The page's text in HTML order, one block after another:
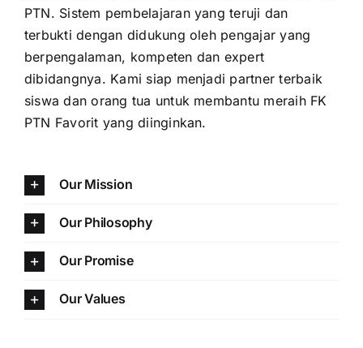
PTN. Sistem pembelajaran yang teruji dan
terbukti dengan didukung oleh pengajar yang
berpengalaman, kompeten dan expert
dibidangnya. Kami siap menjadi partner terbaik
siswa dan orang tua untuk membantu meraih FK
PTN Favorit yang diinginkan.
Our Mission
Our Philosophy
Our Promise
Our Values